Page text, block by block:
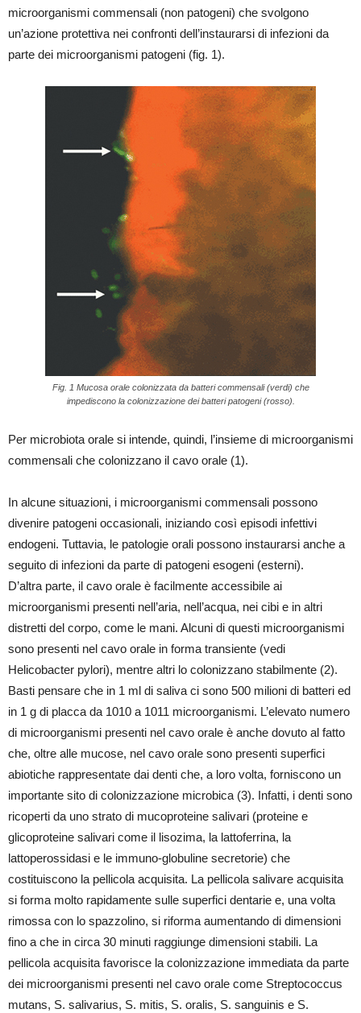
microorganismi commensali (non patogeni) che svolgono
un’azione protettiva nei confronti dell’instaurarsi di infezioni da
parte dei microorganismi patogeni (fig. 1).
Fig. 1 Mucosa orale colonizzata da batteri commensali (verdi) che
impediscono la colonizzazione dei batteri patogeni (rosso).
Per microbiota orale si intende, quindi, l’insieme di microorganismi
commensali che colonizzano il cavo orale (1).
In alcune situazioni, i microorganismi commensali possono
divenire patogeni occasionali, iniziando così episodi infettivi
endogeni. Tuttavia, le patologie orali possono instaurarsi anche a
seguito di infezioni da parte di patogeni esogeni (esterni).
D’altra parte, il cavo orale è facilmente accessibile ai
microorganismi presenti nell’aria, nell’acqua, nei cibi e in altri
distretti del corpo, come le mani. Alcuni di questi microorganismi
sono presenti nel cavo orale in forma transiente (vedi
Helicobacter pylori), mentre altri lo colonizzano stabilmente (2).
Basti pensare che in 1 ml di saliva ci sono 500 milioni di batteri ed
in 1 g di placca da 1010 a 1011 microorganismi. L’elevato numero
di microorganismi presenti nel cavo orale è anche dovuto al fatto
che, oltre alle mucose, nel cavo orale sono presenti superfici
abiotiche rappresentate dai denti che, a loro volta, forniscono un
importante sito di colonizzazione microbica (3). Infatti, i denti sono
ricoperti da uno strato di mucoproteine salivari (proteine e
glicoproteine salivari come il lisozima, la lattoferrina, la
lattoperossidasi e le immuno-globuline secretorie) che
costituiscono la pellicola acquisita. La pellicola salivare acquisita
si forma molto rapidamente sulle superfici dentarie e, una volta
rimossa con lo spazzolino, si riforma aumentando di dimensioni
fino a che in circa 30 minuti raggiunge dimensioni stabili. La
pellicola acquisita favorisce la colonizzazione immediata da parte
dei microorganismi presenti nel cavo orale come Streptococcus
mutans, S. salivarius, S. mitis, S. oralis, S. sanguinis e S.